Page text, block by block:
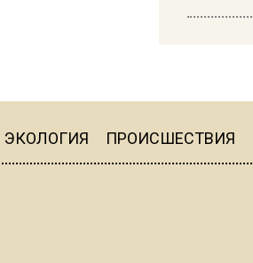
16:19
ЭКОЛОГИЯ ПРОИСШЕСТВИЯ